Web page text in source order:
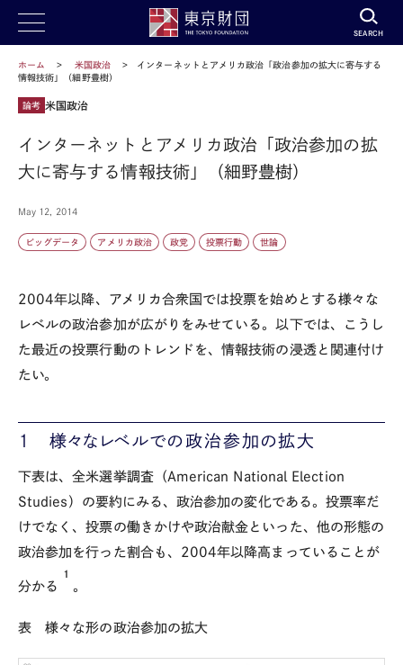
SEARCH
ホーム 米国政治
インターネットとアメリカ政治「政治参加の拡大に寄与する
情報技術」（細野豊樹）
論考 米国政治
インターネットとアメリカ政治「政治参加の拡
大に寄与する情報技術」（細野豊樹）
May 12, 2014
ビッグデータ アメリカ政治 政党 投票行動 世論
2004年以降、アメリカ合衆国では投票を始めとする様々な
レベルの政治参加が広がりをみせている。以下では、こうし
た最近の投票行動のトレンドを、情報技術の浸透と関連付け
たい。
１ 様々なレベルでの政治参加の拡大
下表は、全米選挙調査（American National Election
Studies）の要約にみる、政治参加の変化である。投票率だ
けでなく、投票の働きかけや政治献金といった、他の形態の
政治参加を行った割合も、2004年以降高まっていることが
分かる
1
。
表 様々な形の政治参加の拡大